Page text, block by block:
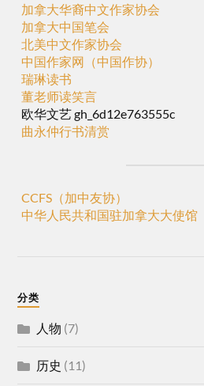
加拿大华裔中文作家协会
加拿大中国笔会
北美中文作家协会
中国作家网（中国作协）
瑞琳读书
董老师读笑言
欧华文艺 gh_6d12e763555c
曲永仲行书清赏
CCFS（加中友协）
中华人民共和国驻加拿大大使馆
分类
人物 (7)
历史 (11)